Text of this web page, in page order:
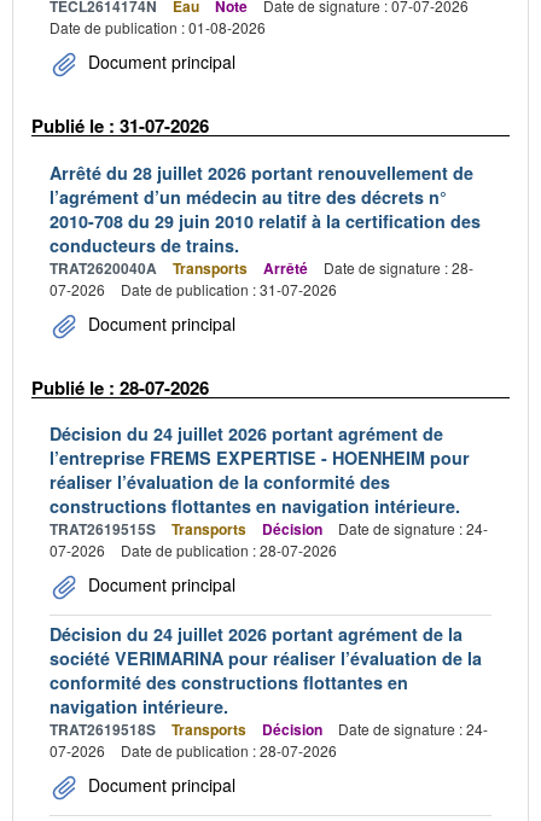
TECL2614174N Eau Note
Date de signature : 07-07-2026
Date de publication : 01-08-2026
Document principal
Publié le : 31-07-2026
Arrêté du 28 juillet 2026 portant renouvellement de
l’agrément d’un médecin au titre des décrets n°
2010-708 du 29 juin 2010 relatif à la certification des
conducteurs de trains.
TRAT2620040A Transports Arrêté
Date de signature : 28-
07-2026
Date de publication : 31-07-2026
Document principal
Publié le : 28-07-2026
Décision du 24 juillet 2026 portant agrément de
l’entreprise FREMS EXPERTISE - HOENHEIM pour
réaliser l’évaluation de la conformité des
constructions flottantes en navigation intérieure.
TRAT2619515S Transports Décision
Date de signature : 24-
07-2026
Date de publication : 28-07-2026
Document principal
Décision du 24 juillet 2026 portant agrément de la
société VERIMARINA pour réaliser l’évaluation de la
conformité des constructions flottantes en
navigation intérieure.
TRAT2619518S Transports Décision
Date de signature : 24-
07-2026
Date de publication : 28-07-2026
Document principal